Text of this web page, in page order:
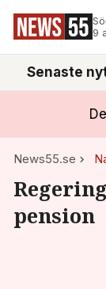
9
Senaste
News55.se
pension